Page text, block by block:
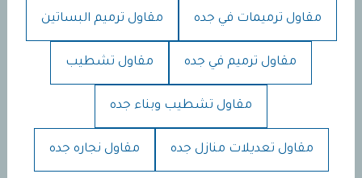
مقاول ترميمات في جده مقاول ترميم البساتين
مقاول ترميم في جده مقاول تشطيب
مقاول تشطيب وبناء جده
مقاول تعديلات منازل جده مقاول نجاره جده